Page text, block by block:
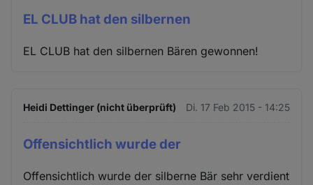
EL CLUB hat den silbernen
EL CLUB hat den silbernen Bären gewonnen!
Heidi Dettinger (nicht überprüft) Di. 17 Feb 2015 - 14:25
Offensichtlich wurde der
Offensichtlich wurde der silberne Bär sehr verdient